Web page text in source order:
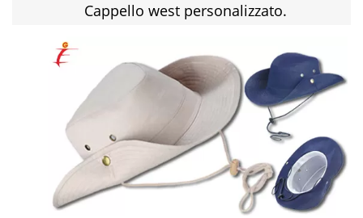
Cappello west personalizzato.